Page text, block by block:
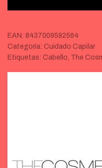
EAN: 8437009592564
Categoría: Cuidado Capilar
Etiquetas: Cabello, The